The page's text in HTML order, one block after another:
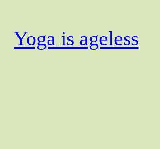
springen
Yoga is ageless